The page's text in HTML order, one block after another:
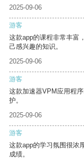
2025-09-06
游客
这款app的课程非常丰富
己感兴趣的知识。
2025-09-06
游客
这款加速器VPM应用程
护。
2025-09-06
游客
这款app的学习氛围很浓
成绩。